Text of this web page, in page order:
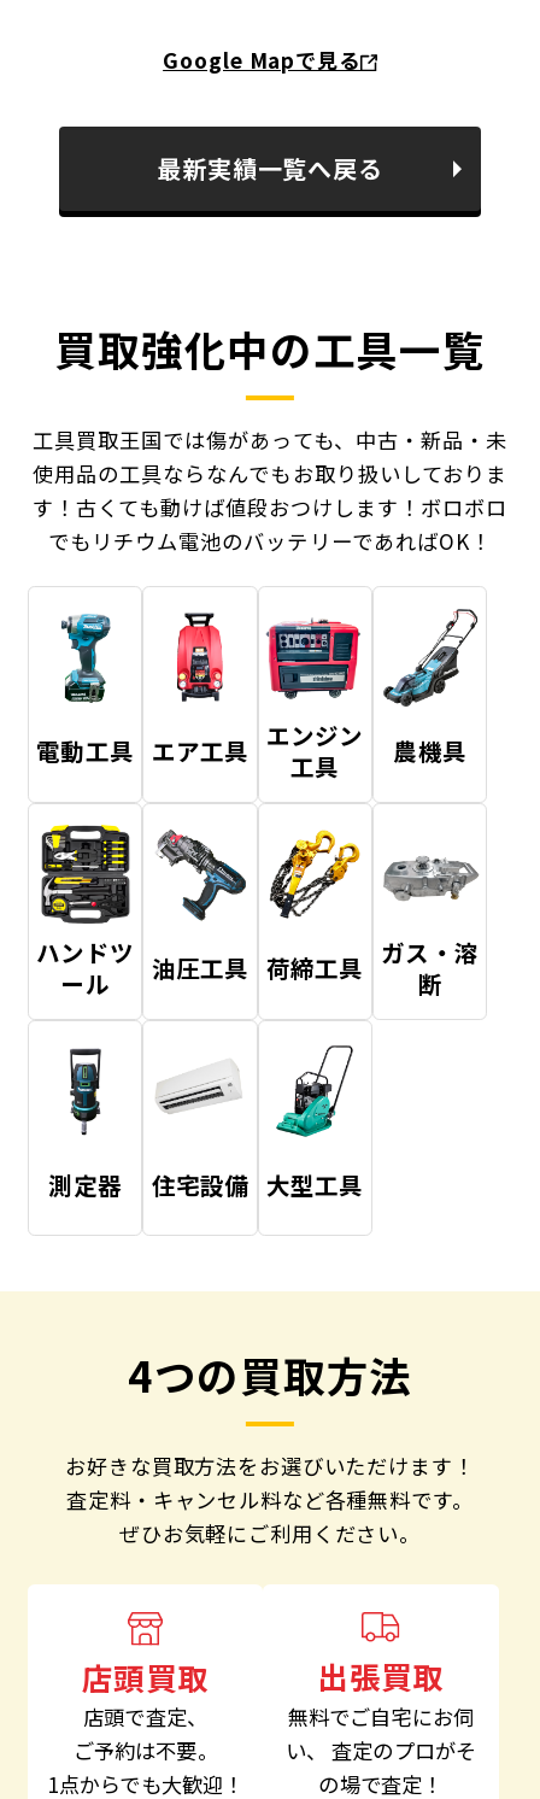
Google Mapで見る
最新実績一覧へ戻る
買取強化中の工具一覧
工具買取王国では傷があっても、中古・新品・未
使用品の工具ならなんでもお取り扱いしておりま
す！ 古くても動けば値段おつけします！ボロボロ
でもリチウム電池のバッテリーであればOK！
電動工具 エア工具 エンジン
工具
農機具
ハンドツ
ール
油圧工具 荷締工具 ガス・溶
断
測定器 住宅設備 大型工具
4つの買取方法
お好きな買取方法をお選びいただけます！
査定料・キャンセル料など各種無料です。
ぜひお気軽にご利用ください。
店頭買取
店頭で査定、
ご予約は不要。
1点からでも大歓迎！
出張買取
無料でご自宅にお伺
い、
査定のプロがそ
の場で査定！